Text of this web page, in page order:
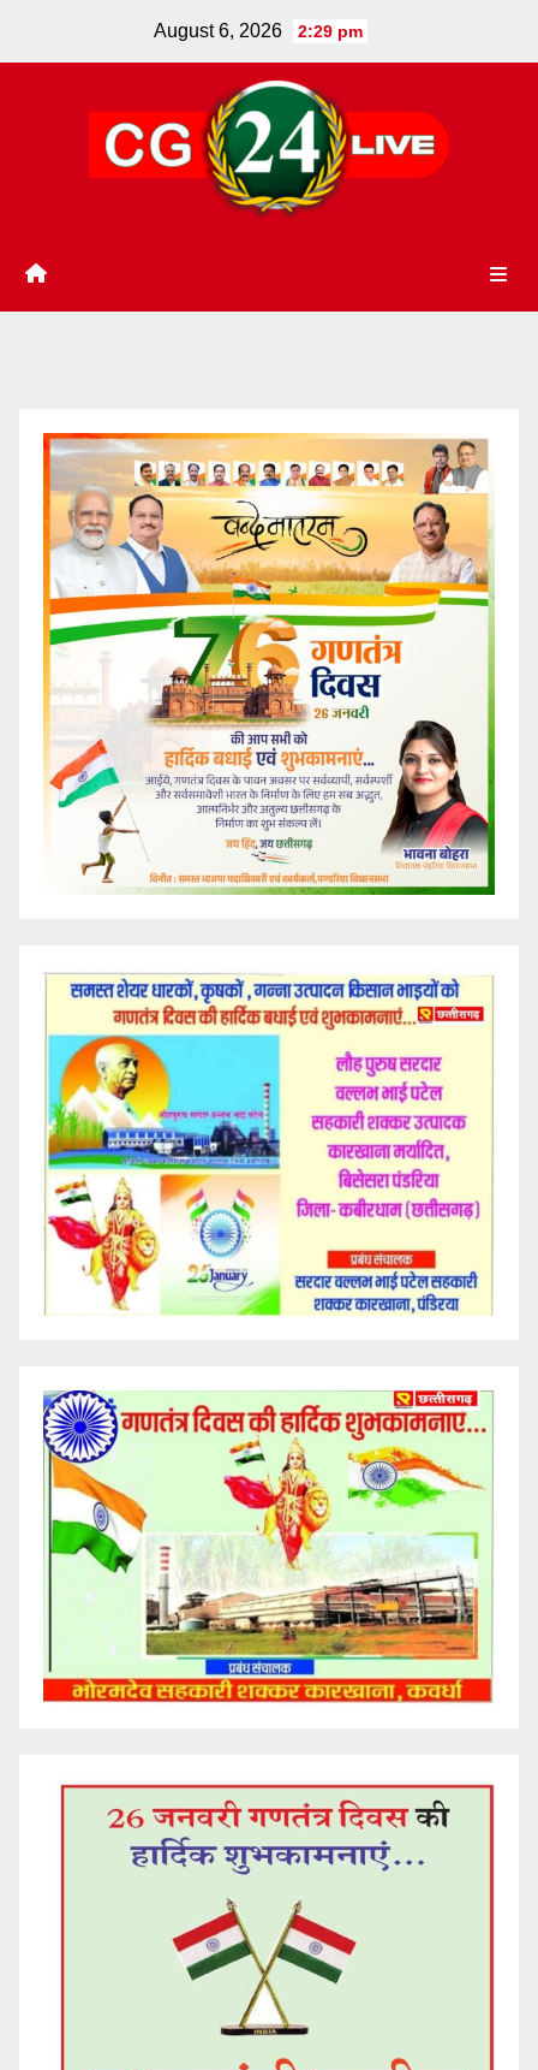
August 6, 2026 2:29 pm